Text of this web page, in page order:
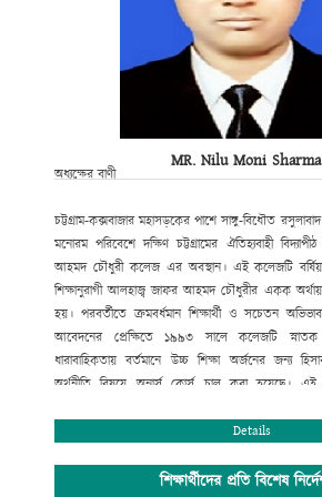
MR. Nilu Moni Sharma
অধ্যক্ষের বাণী
চট্টগ্রাম-কক্সবাজার মহাসড়কের পাশে সাঙ্গু-বিধৌত
মনোরম পরিবেশে দক্ষিণ চট্টগ্রামের ঐতিহ্যবাহী
আহমদ চৌধুরী কলেজ এর অবস্থান। এই কলেজটি
শিক্ষানুরাগী আলহাজ্ব জাফর আহমদ চৌধুরীর একক
হয়। পরবর্তীতে ক্রমবর্ধমান শিক্ষার্থী ও সচেতন
আবেদনের প্রেক্ষিতে ১৯৯৩ সালে কলেজটি
ধারাবাহিকতায় বর্তমানে উচ্চ শিক্ষা অর্জনের জন্য
অর্থনীতি বিষয়ে অনার্স কোর্স চালু করা হয়েছে।
কর্তৃক বাস্তবায়িত “শেখ রাসেল ডিজিটাল ল্যাব”।
সহশিক্ষা কার্যক্রম সুচারুভাবে পরিচালনার জন্য
Details
শিক্ষার্থীদের প্রতি বিশেষ